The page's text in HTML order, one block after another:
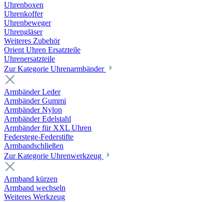
Uhrenboxen
Uhrenkoffer
Uhrenbeweger
Uhrengläser
Weiteres Zubehör
Orient Uhren Ersatzteile
Uhrenersatzteile
Zur Kategorie Uhrenarmbänder
Armbänder Leder
Armbänder Gummi
Armbänder Nylon
Armbänder Edelstahl
Armbänder für XXL Uhren
Federstege-Federstifte
Armbandschließen
Zur Kategorie Uhrenwerkzeug
Armband kürzen
Armband wechseln
Weiteres Werkzeug